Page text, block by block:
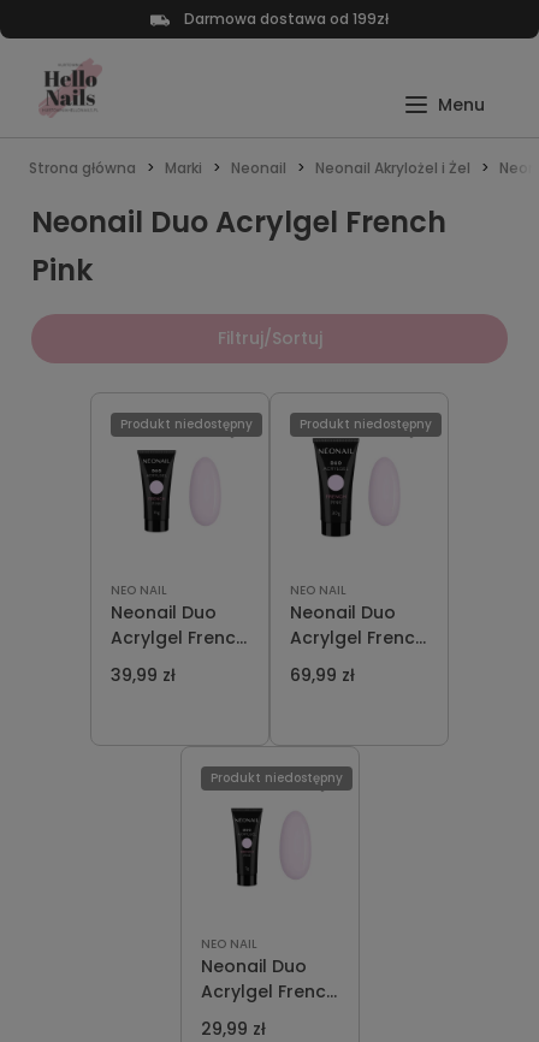
Darmowa dostawa od 199zł
Strona główna Marki Neonail Neonail Akrylożel i Żel
Neonail Duo Acrylgel French
Pink
Filtruj/Sortuj
NEO NAIL
Neonail Duo
Acrylgel French
Pink 15g
39,99 zł
Produkt niedostępny
NEO NAIL
Neonail Duo
Acrylgel French
Pink 30g
69,99 zł
Produkt niedostępny
NEO NAIL
Neonail Duo
Acrylgel French
Pink 7g
29,99 zł
Produkt niedostępny